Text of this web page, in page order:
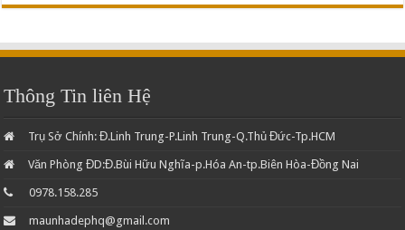
Thông Tin liên Hệ
Trụ Sở Chính: Đ.Linh Trung-P.Linh Trung-Q.Thủ Đức-Tp.HCM
Văn Phòng ĐD:Đ.Bùi Hữu Nghĩa-p.Hóa An-tp.Biên Hòa-Đồng Nai
0978.158.285
maunhadephq@gmail.com